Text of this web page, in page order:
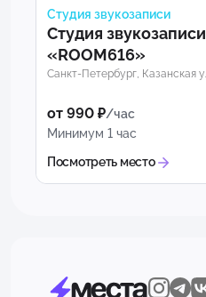
Студия звукозаписи
Студия
«ROOM616»
Санкт-Петербург, Казанская
от 990 ₽/час
Минимум 1 час
Посмотреть место